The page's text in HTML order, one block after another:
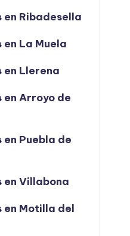
en Ribadesella
La Muela
en Llerena
en Arroyo de
Puebla de
en Villabona
en Motilla del